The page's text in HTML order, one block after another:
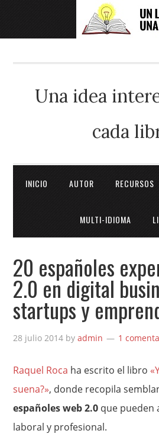
Una idea
cada
INICIO AUTOR RECURSOS
MULTI-IDIOMA
20 españoles
2.0 en digital
startups y
28 julio 2014 byadmin 1
Raquel Roca ha escrito el libro
suena?», donde recopila
españoles web 2.0 que pueden
laboral y profesional.